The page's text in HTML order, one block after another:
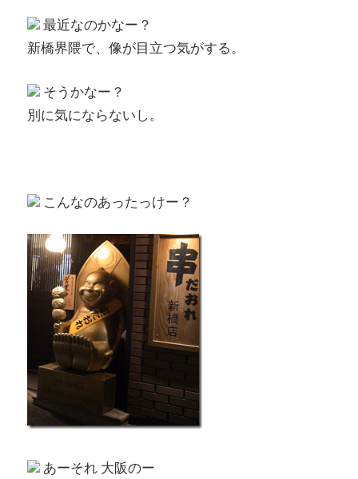
最近なのかなー？
新橋界隈で、像が目立つ気がする。
そうかなー？
別に気にならないし。
こんなのあったっけー？
あーそれ 大阪のー